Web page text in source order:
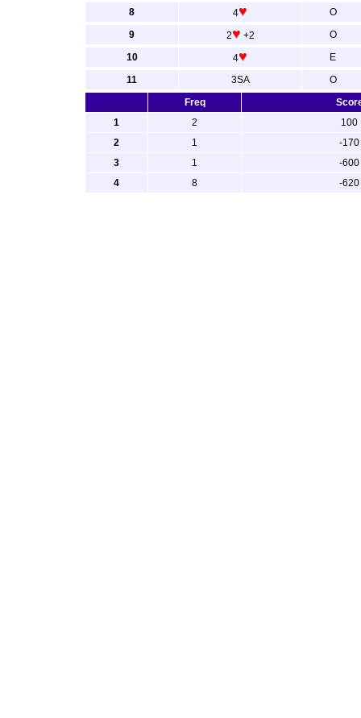
8
4♥
O
9
2♥ +2
O
10
4♥
E
11
3SA
O
Freq
1
2
100
2
1
-170
3
1
-600
4
8 -620